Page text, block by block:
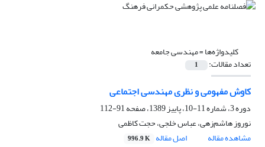
کلیدواژه‌ها =مهندسی جامعه
تعداد مقالات: 1
کاوش مفهومی و نظری مهندسی اجتماعی
دوره 3، شماره 11-10، پاییز 1389، صفحه
91-112
نوروز هاشم‌زهی، عباس خلجی، حجت کاظمی
مشاهده مقاله
اصل مقاله 996.9 K